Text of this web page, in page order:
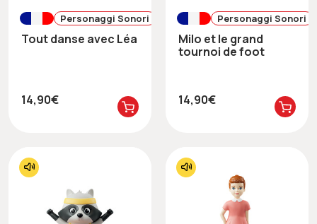
Personaggi Sonori
Tout danse avec Léa
14,90€
Personaggi Sonori
Milo et le grand
tournoi de foot
14,90€